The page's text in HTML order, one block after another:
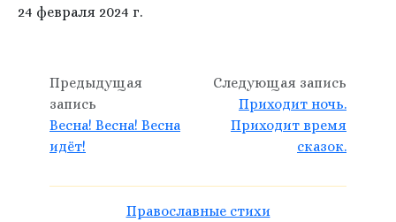
24 февраля 2024 г.
Предыдущая
запись
Весна! Весна! Весна
идёт!
Следующая запись
Приходит ночь.
Приходит время
сказок.
Православные стихи